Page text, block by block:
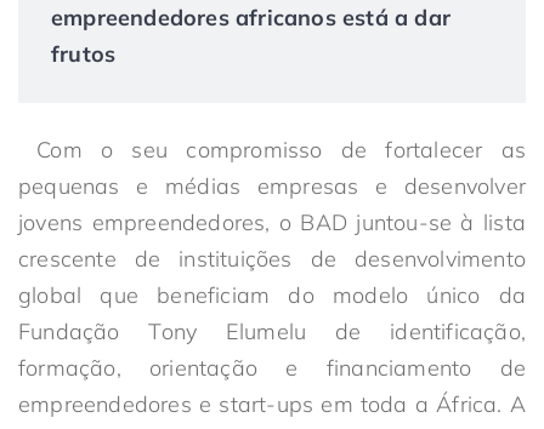
empreendedores africanos está a dar
frutos
Com o seu compromisso de fortalecer as
pequenas e médias empresas e desenvolver
jovens empreendedores, o BAD juntou-se à lista
crescente de instituições de desenvolvimento
global que beneficiam do modelo único da
Fundação Tony Elumelu de identificação,
formação, orientação e financiamento de
empreendedores e start-ups em toda a África. A